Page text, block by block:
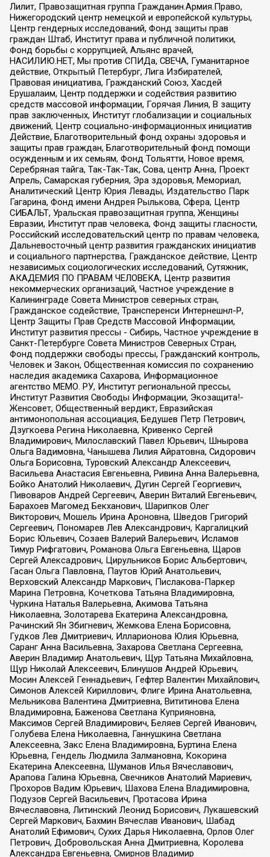
Лилит, Правозащитная группа Гражданин.Армия.Право,
Нижегородский центр немецкой и европейской культуры,
Центр гендерных исследований, Фонд защиты прав
граждан Штаб, Институт права и публичной политики,
Фонд борьбы с коррупцией, Альянс врачей,
НАСИЛИЮ.НЕТ, Мы против СПИДа, СВЕЧА, Гуманитарное
действие, Открытый Петербург, Лига Избирателей,
Правовая инициатива, Гражданский Союз, Хасдей
Ерушалаим, Центр поддержки и содействия развитию
средств массовой информации, Горячая Линия, В защиту
прав заключенных, Институт глобализации и социальных
движений, Центр социально-информационных инициатив
Действие, Благотворительный фонд охраны здоровья и
защиты прав граждан, Благотворительный фонд помощи
осужденным и их семьям, Фонд Тольятти, Новое время,
Серебряная тайга, Так-Так-Так, Сова, центр Анна, Проект
Апрель, Самарская губерния, Эра здоровья, Мемориал,
Аналитический Центр Юрия Левады, Издательство Парк
Гагарина, Фонд имени Андрея Рылькова, Сфера, Центр
СИБАЛЬТ, Уральская правозащитная группа, Женщины
Евразии, Институт прав человека, Фонд защиты гласности,
Российский исследовательский центр по правам человека,
Дальневосточный центр развития гражданских инициатив
и социального партнерства, Гражданское действие, Центр
независимых социологических исследований, Сутяжник,
АКАДЕМИЯ ПО ПРАВАМ ЧЕЛОВЕКА, Центр развития
некоммерческих организаций, Частное учреждение в
Калининграде Совета Министров северных стран,
Гражданское содействие, Трансперенси Интернешнл-Р,
Центр Защиты Прав Средств Массовой Информации,
Институт развития прессы - Сибирь, Частное учреждение в
Санкт-Петербурге Совета Министров Северных Стран,
Фонд поддержки свободы прессы, Гражданский контроль,
Человек и Закон, Общественная комиссия по сохранению
наследия академика Сахарова, Информационное
агентство МЕМО. РУ, Институт региональной прессы,
Институт Развития Свободы Информации, Экозащита!-
Женсовет, Общественный вердикт, Евразийская
антимонопольная ассоциация, Бедушев Петр Петрович,
Дзугкоева Регина Николаевна, Кривенко Сергей
Владимирович, Милославский Павел Юрьевич, Шнырова
Ольга Вадимовна, Чанышева Лилия Айратовна, Сидорович
Ольга Борисовна, Туровский Александр Алексеевич,
Васильева Анастасия Евгеньевна, Ривина Анна Валерьевна,
Бойко Анатолий Николаевич, Дугин Сергей Георгиевич,
Пивоваров Андрей Сергеевич, Аверин Виталий Евгеньевич,
Барахоев Магомед Бекханович, Шарипков Олег
Викторович, Мошель Ирина Ароновна, Шведов Григорий
Сергеевич, Пономарев Лев Александрович, Каргалицкий
Борис Юльевич, Созаев Валерий Валерьевич, Исламов
Тимур Рифгатович, Романова Ольга Евгеньевна, Щаров
Сергей Алексадрович, Цирульников Борис Альбертович,
Гасан Ольга Павловна, Паутов Юрий Анатольевич,
Верховский Александр Маркович, Пислакова-Паркер
Марина Петровна, Кочеткова Татьяна Владимировна,
Чуркина Наталья Валерьевна, Акимова Татьяна
Николаевна, Золотарева Екатерина Александровна,
Рачинский Ян Збигневич, Жемкова Елена Борисовна,
Гудков Лев Дмитриевич, Илларионова Юлия Юрьевна,
Саранг Анна Васильевна, Захарова Светлана Сергеевна,
Аверин Владимир Анатольевич, Щур Татьяна Михайловна,
Щур Николай Алексеевич, Блинушов Андрей Юрьевич,
Мосин Алексей Геннадьевич, Гефтер Валентин Михайлович,
Симонов Алексей Кириллович, Флиге Ирина Анатольевна,
Мельникова Валентина Дмитриевна, Вититинова Елена
Владимировна, Баженова Светлана Куприяновна,
Максимов Сергей Владимирович, Беляев Сергей Иванович,
Голубева Елена Николаевна, Ганнушкина Светлана
Алексеевна, Закс Елена Владимировна, Буртина Елена
Юрьевна, Гендель Людмила Залмановна, Кокорина
Екатерина Алексеевна, Шуманов Илья Вячеславович,
Арапова Галина Юрьевна, Свечников Анатолий Мариевич,
Прохоров Вадим Юрьевич, Шахова Елена Владимировна,
Подузов Сергей Васильевич, Протасова Ирина
Вячеславовна, Литинский Леонид Борисович, Лукашевский
Сергей Маркович, Бахмин Вячеслав Иванович, Шабад
Анатолий Ефимович, Сухих Дарья Николаевна, Орлов Олег
Петрович, Добровольская Анна Дмитриевна, Королева
Александра Евгеньевна, Смирнов Владимир